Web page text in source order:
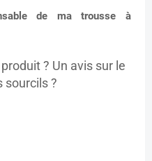
de ma trousse à
? Un avis sur le
sourcils ?